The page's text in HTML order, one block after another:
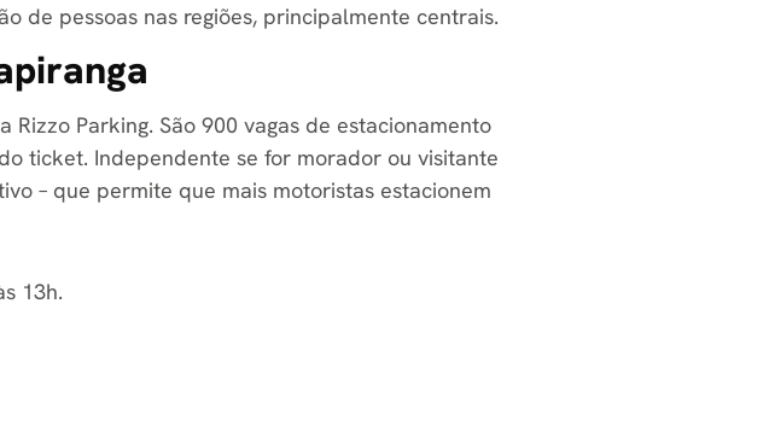
de pessoas nas regiões, principalmente centrais.
Parking. São 900 vagas de estacionamento
ticket. Independente se for morador ou visitante
– que permite que mais motoristas estacionem
13h.